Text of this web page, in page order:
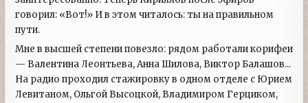
говорил: «Вот!» И в этом читалось: ты на правильном
пути.
Мне в высшей степени повезло: рядом работали корифеи
— Валентина Леонтьева, Анна Шилова, Виктор Балашов...
На радио проходил стажировку в одном отделе с Юрием
Левитаном, Ольгой Высоцкой, Владимиром Герциком,